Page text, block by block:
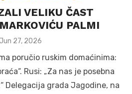
VELIKU ČAST
PALMI
Posted
Jun 27, 2026
poručio ruskim domaćinima:
Rusi: „Za nas je posebna
Delegacija grada Jagodine, na